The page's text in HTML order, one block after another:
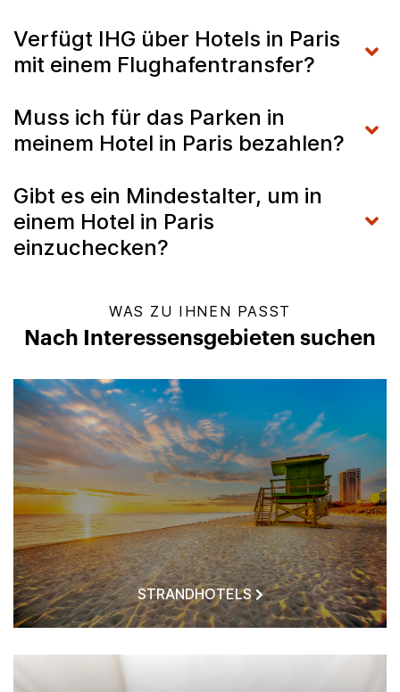
Verfügt IHG über Hotels in Paris
mit einem Flughafentransfer?
Muss ich für das Parken in
meinem Hotel in Paris bezahlen?
Gibt es ein Mindestalter, um in
einem Hotel in Paris
einzuchecken?
WAS ZU IHNEN PASST
Nach Interessensgebieten suchen
STRANDHOTELS